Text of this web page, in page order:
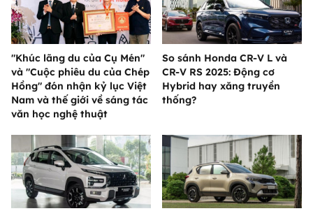
"Khúc lãng du của Cụ Mén"
và "Cuộc phiêu du của Chép
Hồng" đón nhận kỷ lục Việt
Nam và thế giới về sáng tác
văn học nghệ thuật
So sánh Honda CR-V L và
CR-V RS 2025: Động cơ
Hybrid hay xăng truyền
thống?